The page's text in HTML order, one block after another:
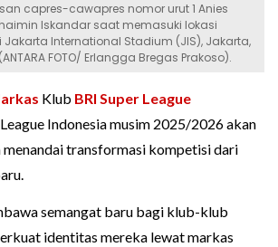
capres-cawapres nomor urut 1 Anies
Iskandar saat memasuki lokasi
International Stadium (JIS), Jakarta,
FOTO/ Erlangga Bregas Prakoso).
Klub BRI Super League
Indonesia musim 2025/2026 akan
menandai transformasi kompetisi dari
semangat baru bagi klub-klub
identitas mereka lewat markas